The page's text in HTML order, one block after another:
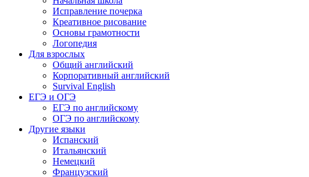
Исправление почерка
Креативное рисование
Основы грамотности
Логопедия
Для взрослых
Общий английский
Корпоративный английский
Survival English
ЕГЭ и ОГЭ
ЕГЭ по английскому
ОГЭ по английскому
Другие языки
Испанский
Итальянский
Немецкий
Французский